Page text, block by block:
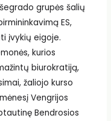
grupės šalių
ES,
įvykių eigoje.
kurios
biurokratiją,
žaliojo kurso
Vengrijos
Bendrosios